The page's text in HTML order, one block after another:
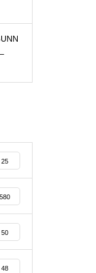
25
580
50
48